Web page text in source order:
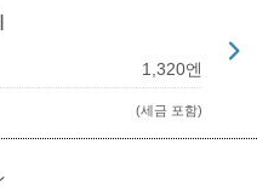
1,320엔
(세금 포함)